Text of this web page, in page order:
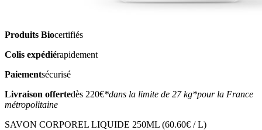
Produits Biocertifiés
Colis expédiérapidement
Paiementsécurisé
Livraison offertedès 220€*dans la limite de 27 kg*pour la France
métropolitaine
SAVON CORPOREL LIQUIDE 250ML (60.60€ / L)